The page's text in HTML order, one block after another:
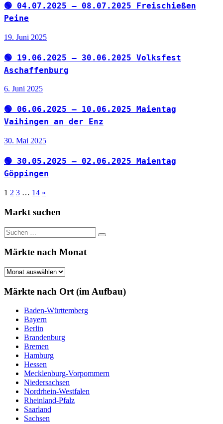
🟢 04.07.2025 – 08.07.2025 Freischießen
Peine
19. Juni 2025
🟢 19.06.2025 – 30.06.2025 Volksfest
Aschaffenburg
6. Juni 2025
🟢 06.06.2025 – 10.06.2025 Maientag
Vaihingen an der Enz
30. Mai 2025
🟢 30.05.2025 – 02.06.2025 Maientag
Göppingen
Seitennummerierung
der
1 2 3 … 14 Nächste
»
Markt suchen
Suchen
nach:
Suchen
Märkte nach Monat
Märkte
Monat
Märkte nach Ort (im Aufbau)
Baden-Württemberg
Bayern
Berlin
Brandenburg
Bremen
Hamburg
Hessen
Mecklenburg-Vorpommern
Niedersachsen
Nordrhein-Westfalen
Rheinland-Pfalz
Saarland
Sachsen